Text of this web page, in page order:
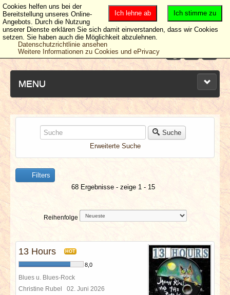
MENU
NEUESTE ARTIKEL
NEWS & DATES
BERICHTE
VERLOSUNGEN
SPECIALS
REDAKTION
Suche
Erweiterte Suche
Filters
68 Ergebnisse - zeige 1 - 15
Reihenfolge
13 Hours HOT
8,0
Blues u. Blues-Rock
Christine Rubel 02. Juni 2026
Ich stimme zu
Ich lehne ab
Cookies helfen uns bei der
Bereitstellung unseres Online-
Angebots. Durch die Nutzung
unserer Dienste erklären Sie sich damit einverstanden, dass wir Cookies
setzen. Sie haben auch die Möglichkeit abzulehnen.
Datenschutzrichtlinie ansehen
Weitere Informationen zu Cookies und ePrivacy